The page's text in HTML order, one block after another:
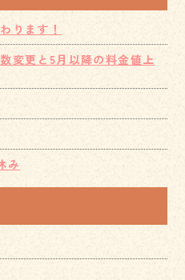
ります！
変更と5月以降の料金値上
み